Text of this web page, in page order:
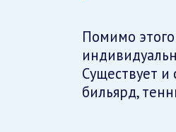
Помимо этого
Существует
бильярд,